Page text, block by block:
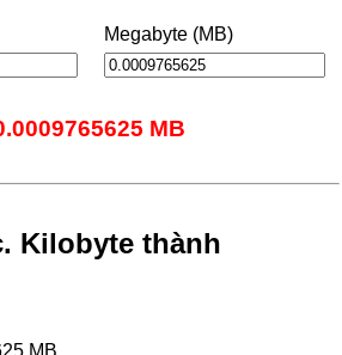
Megabyte (MB)
MB
Kilobyte thành
MB